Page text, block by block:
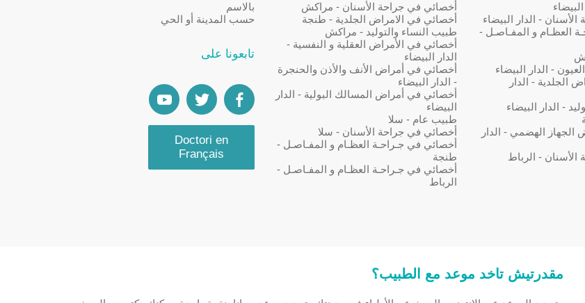
- الدار البيضاء
العظـام و المفـاصـل -
- الدار البيضاء
الجلدية - الدار
- الدار البيضاء
الهضمي - الدار
- الرباط
أخصائي في جراحة الأسنان - مراكش
أخصائي في الامراض الجلدية - طنجة
طبيب النساء والتوليد - مراكش
أخصائي في الأمراض العقلية و النفسية -
الدار البيضاء
أخصائي في أمراض الأنف والأذن والحنجرة
- الدار البيضاء
أخصائي في أمراض المسالك البولية - الدار
البيضاء
طبيب عام - سلا
أخصائي في جراحة الأسنان - سلا
أخصائي في جـراحـة العظـام و المفـاصـل -
طنجة
أخصائي في جـراحـة العظـام و المفـاصـل -
الرباط
بالاسم
حسب المدينة أو الحي
تابعونا على
Doctori en
Français
مقدرتيش تاخد موعد مع الطبيب؟